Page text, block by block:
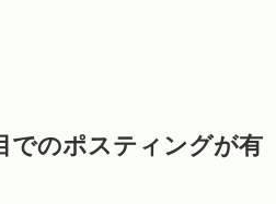
でのポスティングが有